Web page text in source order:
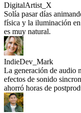
DigitalArtist_X
Solía pasar días
física y la iluminación
es muy natural.
IndieDev_Mark
La generación de audio
efectos de sonido
ahorró horas de